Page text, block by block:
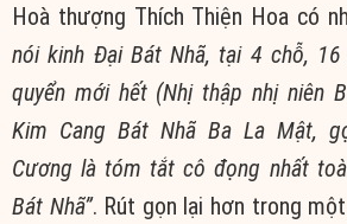
Hoà thượng Thích Thiện Hoa có
nói kinh Đại Bát Nhã, tại 4 chỗ,
quyển mới hết (Nhị thập nhị niên
Kim Cang Bát Nhã Ba La Mật,
Cương là tóm tắt cô đọng nhất
Bát Nhã”. Rút gọn lại hơn trong